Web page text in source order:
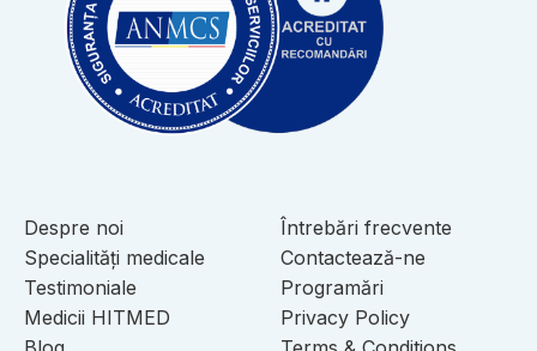
Despre noi
Specialități medicale
Testimoniale
Medicii HITMED
Întrebări frecvente
Contactează-ne
Programări
Privacy Policy